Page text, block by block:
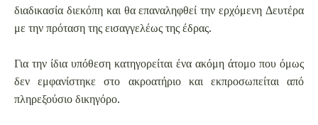
διαδικασία διεκόπη και θα επαναληφθεί την ερχόμενη Δευτέρα
με την πρόταση της εισαγγελέως της έδρας.
Για την ίδια υπόθεση κατηγορείται ένα ακόμη άτομο που όμως
δεν εμφανίστηκε στο ακροατήριο και εκπροσωπείται από
πληρεξούσιο δικηγόρο.